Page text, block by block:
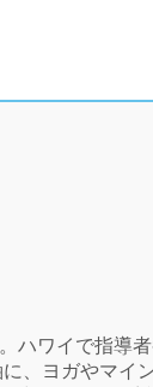
ワイで指
、ヨガやマ